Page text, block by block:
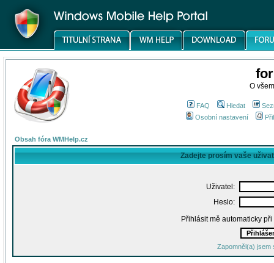
O
FAQ Hledat
Osobní nastavení
Obsah fóra WMHelp.cz
Zadejte prosím vaše
Uživatel:
Heslo:
Přihlásit mě automaticky
Zapomněl(a) jsem